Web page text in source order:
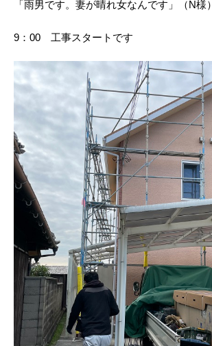
「雨男です。妻が晴れ女なんです」（N様）
9：00 工事スタートです